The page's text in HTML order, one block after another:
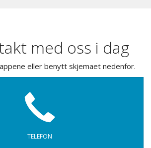
med oss i dag
eller benytt skjemaet nedenfor.
TELEFON